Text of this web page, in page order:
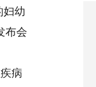
妇幼
布会
病